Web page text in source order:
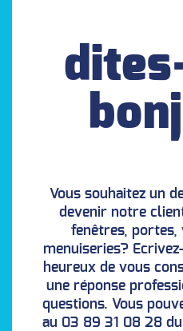
Vous souhaitez un
devenir notre
fenêtres, portes,
menuiseries?
heureux de vous
une réponse
questions. Vous
au 03 89 31 08 28